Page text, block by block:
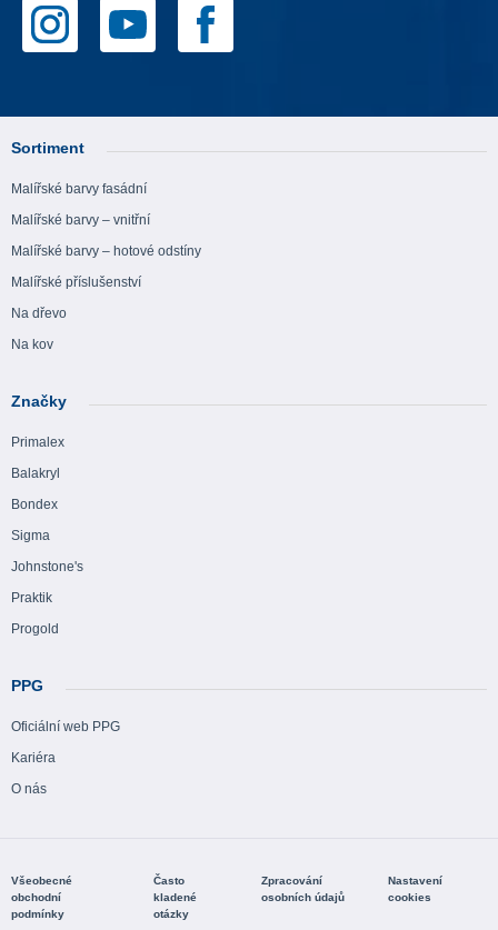
Sortiment
Malířské barvy fasádní
Malířské barvy – vnitřní
Malířské barvy – hotové odstíny
Malířské příslušenství
Na dřevo
Na kov
Značky
Primalex
Balakryl
Bondex
Sigma
Johnstone's
Praktik
Progold
PPG
Oficiální web PPG
Kariéra
O nás
Všeobecné
obchodní
podmínky
Často
kladené
otázky
Zpracování
osobních údajů
Nastavení
cookies